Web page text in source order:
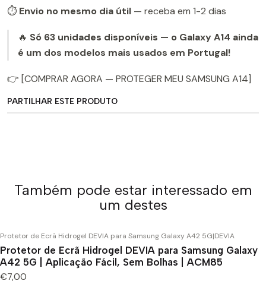
⏱️ Envio no mesmo dia útil — receba em 1-2 dias
🔥 Só 63 unidades disponíveis — o Galaxy A14 ainda
é um dos modelos mais usados em Portugal!
👉 [COMPRAR AGORA — PROTEGER MEU SAMSUNG A14]
PARTILHAR ESTE PRODUTO
Também pode estar interessado em
um destes
Protetor de Ecrã Hidrogel DEVIA para Samsung Galaxy A42 5G|DEVIA
Protetor de Ecrã Hidrogel DEVIA para Samsung Galaxy
A42 5G | Aplicação Fácil, Sem Bolhas | ACM85
€7,00